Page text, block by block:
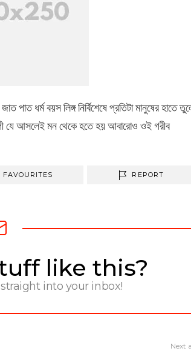
পাত ধর্ম বয়স লিঙ্গ নির্বিশেষে প্রতিটা মানুষের হাতে
যে আসলেই মন থেকে হতে হয় আবারোও ওই গরীব
FAVOURITES REPORT
like this?
into your inbox!
Next